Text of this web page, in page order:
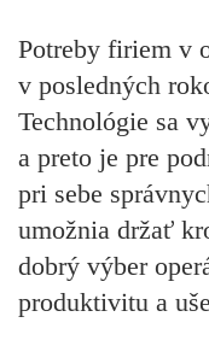
Potreby firiem v
v posledných
Technológie sa
a preto je pre
pri sebe
umožnia držať
dobrý výber
produktivitu a